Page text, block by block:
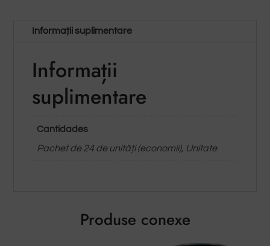
Informații suplimentare
Informații
suplimentare
Cantidades
Pachet de 24 de unități (economii), Unitate
Produse conexe